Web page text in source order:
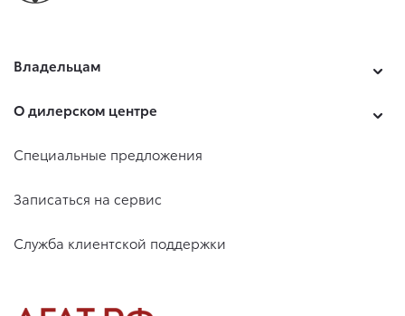
Владельцам
О дилерском центре
Специальные предложения
Записаться на сервис
Служба клиентской поддержки